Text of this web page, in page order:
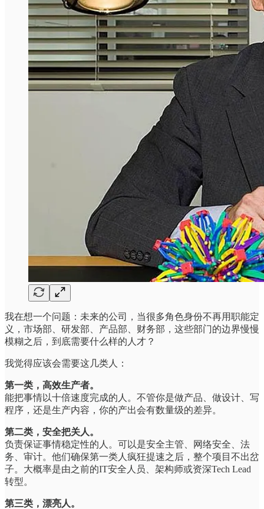
我在想一个问题：未来的公司，当很多角色身份不再用职能定
义，市场部、研发部、产品部、财务部，这些部门的边界慢慢
模糊之后，到底需要什么样的人才？
我觉得应该会需要这几类人：
第一类，高效生产者。
能把事情以十倍速度完成的人。不管你是做产品、做设计、写
程序，还是生产内容，你的产出会有数量级的差异。
第二类，安全把关人。
负责保证事情稳定性的人。可以是安全主管、网络安全、法
务、审计。他们确保第一类人疯狂提速之后，整个项目不出岔
子。大概率是由之前的IT安全人员、架构师或资深Tech Lead
转型。
第三类，漂亮人。